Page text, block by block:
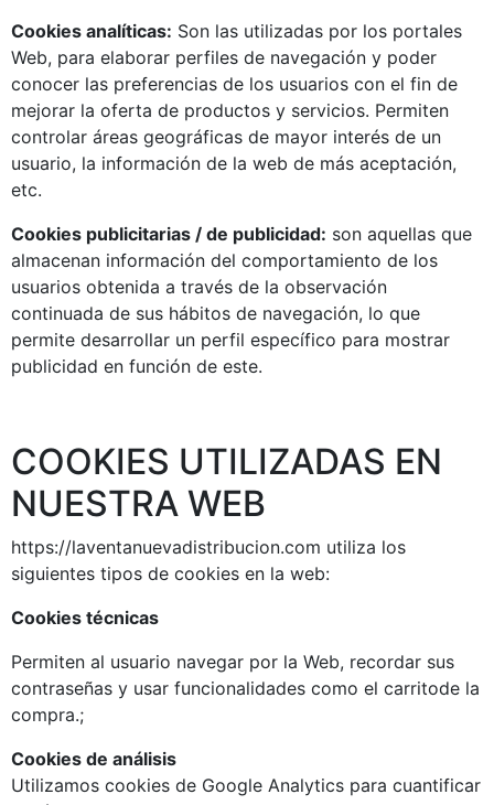
Cookies analíticas: Son las utilizadas por los portales
Web, para elaborar perfiles de navegación y poder
conocer las preferencias de los usuarios con el fin de
mejorar la oferta de productos y servicios. Permiten
controlar áreas geográficas de mayor interés de un
usuario, la información de la web de más aceptación,
etc.
Cookies publicitarias / de publicidad: son aquellas que
almacenan información del comportamiento de los
usuarios obtenida a través de la observación
continuada de sus hábitos de navegación, lo que
permite desarrollar un perfil específico para mostrar
publicidad en función de este.
COOKIES UTILIZADAS EN
NUESTRA WEB
https://laventanuevadistribucion.com utiliza los
siguientes tipos de cookies en la web:
Cookies técnicas
Permiten al usuario navegar por la Web, recordar sus
contraseñas y usar funcionalidades como el carritode la
compra.;
Cookies de análisis
Utilizamos cookies de Google Analytics para cuantificar